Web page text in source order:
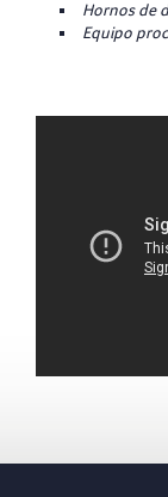
Hornos de
Equipo